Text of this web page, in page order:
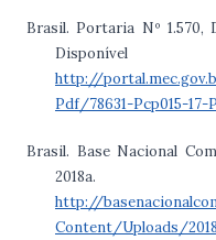
Brasil. Portaria Nº 1.570,
http://
Pdf/78631-Pcp015-
Brasil. Base Nacional
2018a.
http://
Content/Uploads/